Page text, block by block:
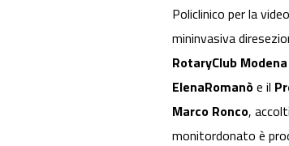
Policlinico per la
mininvasiva
RotaryClub
ElenaRomanòe il
Marco Ronco,
monitordonato è